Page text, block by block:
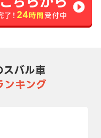
スバル車
ンキング